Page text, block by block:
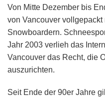
Von Mitte Dezember bis
von Vancouver vollgepackt
Snowboardern.
Jahr 2003 verlieh das
Vancouver das Recht, die
auszurichten.
Seit Ende der 90er Jahre